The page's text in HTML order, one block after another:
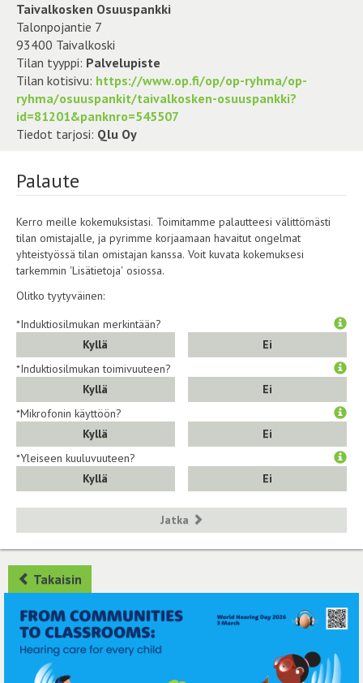
Taivalkosken Osuuspankki
Talonpojantie 7
93400 Taivalkoski
Tilan tyyppi: Palvelupiste
Tilan kotisivu: https://www.op.fi/op/op-ryhma/op-
ryhma/osuuspankit/taivalkosken-osuuspankki?
id=81201&panknro=545507
Tiedot tarjosi: Qlu Oy
Palaute
Kerro meille kokemuksistasi. Toimitamme palautteesi välittömästi
tilan omistajalle, ja pyrimme korjaamaan havaitut ongelmat
yhteistyössä tilan omistajan kanssa. Voit kuvata kokemuksesi
tarkemmin 'Lisätietoja' osiossa.
Olitko tyytyväinen:
*Induktiosilmukan merkintään?
Kyllä
Ei
*Induktiosilmukan toimivuuteen?
Kyllä
Ei
*Mikrofonin käyttöön?
Kyllä
Ei
*Yleiseen kuuluvuuteen?
Kyllä
Ei
Jatka
Takaisin